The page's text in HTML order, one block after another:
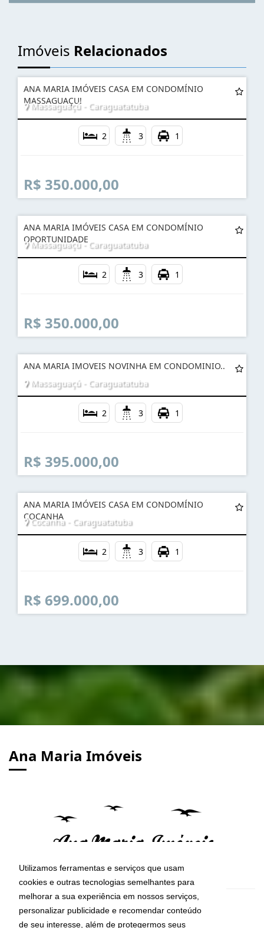
Utilizamos ferramentas e serviços que usam
cookies e outras tecnologias semelhantes para
melhorar a sua experiência em nossos serviços,
personalizar publicidade e recomendar conteúdo
de seu interesse, além de protegermos seus
Imóveis Relacionados
ANA MARIA IMÓVEIS CASA EM CONDOMÍNIO
MASSAGUAÇU!
Massaguaçú - Caraguatatuba
2 3 1
R$ 350.000,00
ANA MARIA IMÓVEIS CASA EM CONDOMÍNIO
OPORTUNIDADE
Massaguaçú - Caraguatatuba
2 3 1
R$ 350.000,00
ANA MARIA IMOVEIS NOVINHA EM CONDOMINIO..
Massaguaçú - Caraguatatuba
2 3 1
R$ 395.000,00
ANA MARIA IMÓVEIS CASA EM CONDOMÍNIO
COCANHA
Cocanha - Caraguatatuba
2 3 1
R$ 699.000,00
Ana Maria Imóveis
CRECI: 29755-J